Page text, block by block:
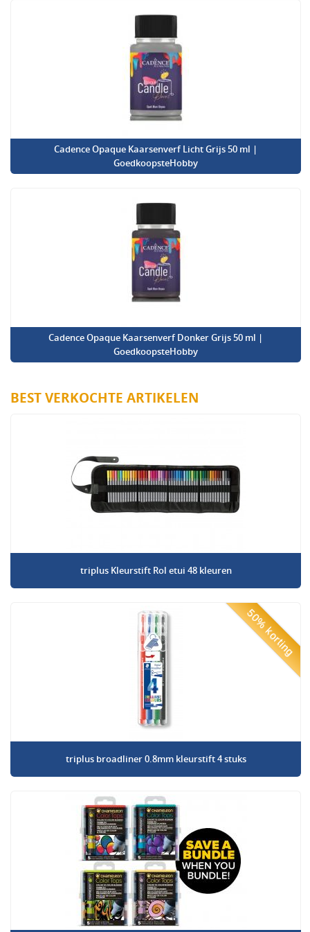
Cadence Opaque Kaarsenverf Licht Grijs 50 ml |
GoedkoopsteHobby
Cadence Opaque Kaarsenverf Donker Grijs 50 ml |
GoedkoopsteHobby
BEST VERKOCHTE ARTIKELEN
triplus Kleurstift Rol etui 48 kleuren
50% korting
triplus broadliner 0.8mm kleurstift 4 stuks